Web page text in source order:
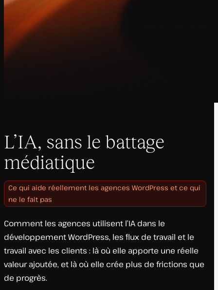
L’IA, sans le battage
médiatique
Ce qui aide réellement les agences WordPress et ce qui
ne le fait pas
Comment les agences utilisent l’IA dans le
développement WordPress, les flux de travail et le
travail avec les clients : là où elle apporte une réelle
valeur ajoutée, et là où elle crée plus de frictions que
de progrès.